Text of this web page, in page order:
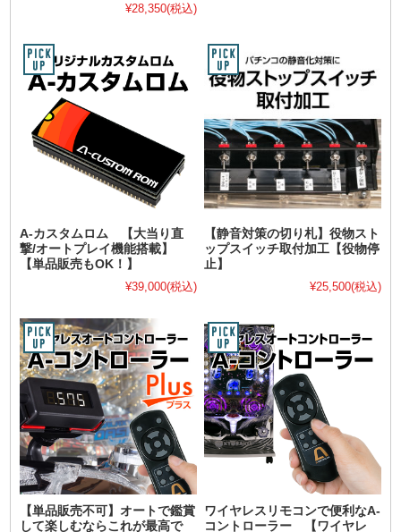
¥28,350(税込)
A-カスタムロム 【大当り直
撃/オートプレイ機能搭載】
【単品販売もOK！】
¥39,000(税込)
【静音対策の切り札】役物スト
ップスイッチ取付加工【役物停
止】
¥25,500(税込)
【単品販売不可】オートで鑑賞
して楽しむならこれが最高で
ワイヤレスリモコンで便利なA-
コントローラー 【ワイヤレ